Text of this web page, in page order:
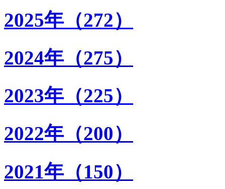
2025年（272）
2024年（275）
2023年（225）
2022年（200）
2021年（150）